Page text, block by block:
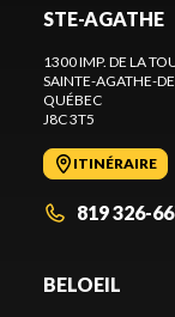
STE-AGATHE
1300 IMP. DE LA
SAINTE-AGATHE-
QUÉBEC
J8C 3T5
ITINÉRAIRE
819 326-
BELOEIL